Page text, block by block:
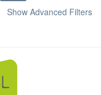
Show Advanced Filters